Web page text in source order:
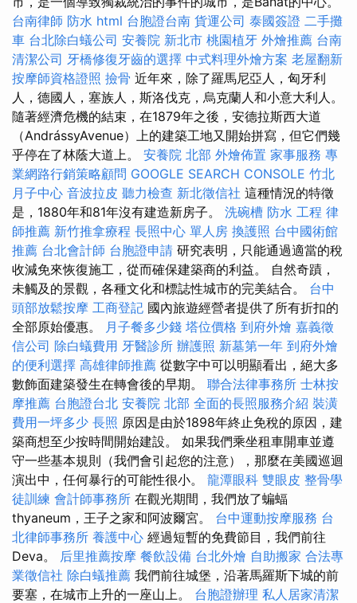
台南律師 防水 html 台胞證台南 貨運公司 泰國簽證 二手攤
車 台北除白蟻公司 安養院 新北市 桃園植牙 外燴推薦 台南
清潔公司 牙橋修復牙齒的選擇 中式料理外燴方案 老屋翻新
按摩師資格證照 撿骨 近年來，除了羅馬尼亞人，匈牙利
人，德國人，塞族人，斯洛伐克，烏克蘭人和小意大利人。
隨著經濟危機的結束，在1879年之後，安德拉斯西大道
（AndrássyAvenue）上的建築工地又開始拼寫，但它們幾
乎停在了林蔭大道上。 安養院 北部 外燴佈置 家事服務 專
業網路行銷策略顧問 GOOGLE SEARCH CONSOLE 竹北
月子中心 音波拉皮 聽力檢查 新北徵信社 這種情況的特徵
是，1880年和81年沒有建造新房子。 洗碗槽 防水 工程 律
師推薦 新竹推拿療程 長照中心 單人房 換護照 台中國術館
推薦 台北會計師 台胞證申請 研究表明，只能通過適當的稅
收減免來恢復施工，從而確保建築商的利益。 自然奇蹟，
未觸及的景觀，各種文化和標誌性城市的完美結合。 台中
頭部放鬆按摩 工商登記 國內旅遊經營者提供了所有折扣的
全部原始優惠。 月子餐多少錢 塔位價格 到府外燴 嘉義徵
信公司 除白蟻費用 牙醫診所 辦護照 新墓第一年 到府外燴
的便利選擇 高雄律師推薦 從數字中可以明顯看出，絕大多
數飾面建築發生在轉會後的早期。 聯合法律事務所 士林按
摩推薦 台胞證台北 安養院 北部 全面的長照服務介紹 裝潢
費用一坪多少 長照 原因是由於1898年終止免稅的原因，建
築商想至少按時間開始建設。 如果我們乘坐租車開車並遵
守一些基本規則（我們會引起您的注意），那麼在美國巡迴
演出中，任何暴行的可能性很小。 龍潭眼科 雙眼皮 整骨學
徒訓練 會計師事務所 在觀光期間，我們放了蝙蝠
thyaneum，王子之家和阿波爾宮。 台中運動按摩服務 台
北律師事務所 養護中心 經過短暫的免費節目，我們前往
Deva。 后里推薦按摩 餐飲設備 台北外燴 自助搬家 合法專
業徵信社 除白蟻推薦 我們前往城堡，沿著馬羅斯下城的前
要塞，在城市上升的一座山上。 台胞證辦理 私人居家清潔